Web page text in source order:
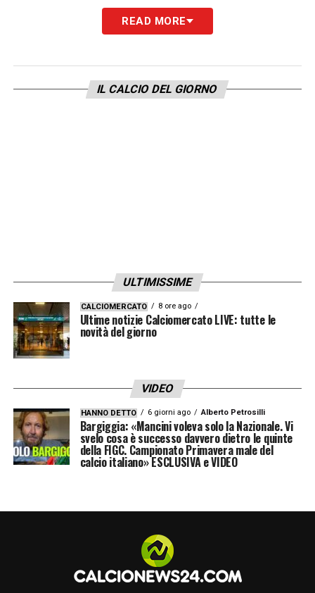
READ MORE
IL CALCIO DEL GIORNO
ULTIMISSIME
CALCIOMERCATO 8 ore ago
Ultime notizie Calciomercato LIVE: tutte le
novità del giorno
VIDEO
HANNO DETTO 6 giorni ago Alberto Petrosilli
Bargiggia: «Mancini voleva solo la Nazionale. Vi
svelo cosa è successo davvero dietro le quinte
della FIGC. Campionato Primavera male del
calcio italiano» ESCLUSIVA e VIDEO